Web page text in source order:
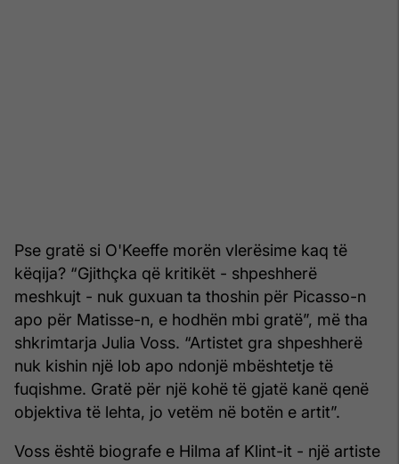
Pse gratë si O'Keeffe morën vlerësime kaq të
këqija? “Gjithçka që kritikët - shpeshherë
meshkujt - nuk guxuan ta thoshin për Picasso-n
apo për Matisse-n, e hodhën mbi gratë”, më tha
shkrimtarja Julia Voss. “Artistet gra shpeshherë
nuk kishin një lob apo ndonjë mbështetje të
fuqishme. Gratë për një kohë të gjatë kanë qenë
objektiva të lehta, jo vetëm në botën e artit”.
Voss është biografe e Hilma af Klint-it - një artiste